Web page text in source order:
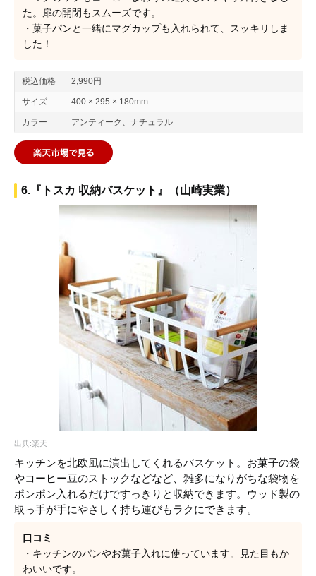
た。扉の開閉もスムーズです。
・菓子パンと一緒にマグカップも入れられて、スッキリしま
した！
税込価格 2,990円
サイズ 400 × 295 × 180mm
カラー アンティーク、ナチュラル
6.『トスカ 収納バスケット』（山崎実業）
出典:楽天
キッチンを北欧風に演出してくれるバスケット。お菓子の袋
やコーヒー豆のストックなどなど、雑多になりがちな袋物を
ポンポン入れるだけですっきりと収納できます。ウッド製の
取っ手が手にやさしく持ち運びもラクにできます。
口コミ
・キッチンのパンやお菓子入れに使っています。見た目もか
わいいです。